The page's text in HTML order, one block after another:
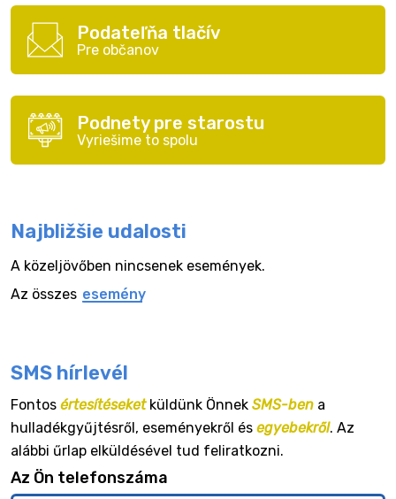
Podateľňa tlačív
Pre občanov
Podnety pre starostu
Vyriešime to spolu
Najbližšie udalosti
A közeljövőben nincsenek események.
Az összes esemény
SMS hírlevél
Fontos értesítéseketküldünk Önnek SMS-ben a
hulladékgyűjtésről, eseményekről és egyebekről. Az
alábbi űrlap elküldésével tud feliratkozni.
Az Ön telefonszáma